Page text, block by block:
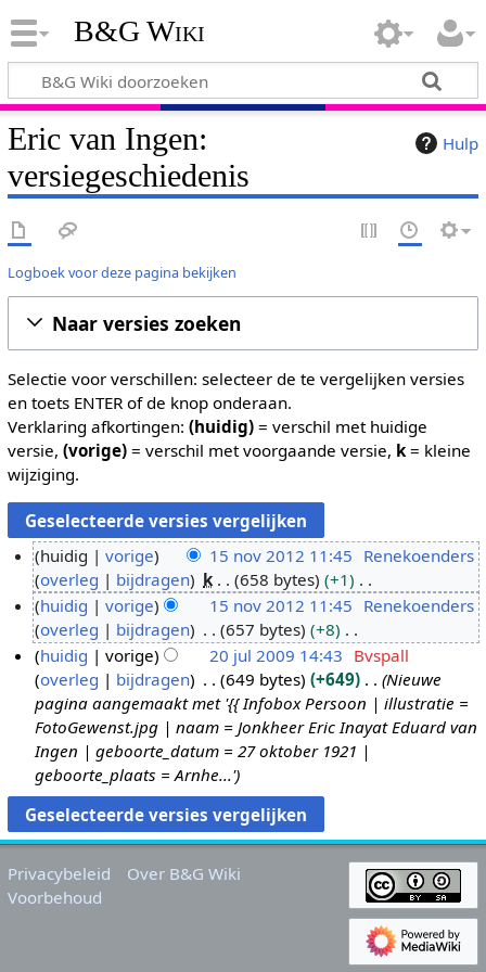
B&G Wiki
Hulp
Eric van Ingen:
versiegeschiedenis
Logboek voor deze pagina bekijken
Naar versies zoeken
Selectie voor verschillen: selecteer de te vergelijken versies
en toets ENTER of de knop onderaan.
Verklaring afkortingen: (huidig)= verschil met huidige
versie, (vorige)= verschil met voorgaande versie, k= kleine
wijziging.
5
o
huidig vorige 15 nov 2012 11:45 Renekoenders
overleg
bijdragen k 658 bytes
+1
G
e
e
n
b
e
w
e
r
k
i
huidig vorige 15 nov 2012 11:45 Renekoenders
overleg
bijdragen 657 bytes
+8
G
e
e
n
b
e
w
e
r
k
i
0
9
huidig vorige 20 jul 2009 14:43 Bvspall
overleg
bijdragen 649 bytes +649
Nieuwe
pagina aangemaakt met '{{ Infobox Persoon | illustratie =
FotoGewenst.jpg | naam = Jonkheer Eric Inayat Eduard van
Ingen | geboorte_datum = 27 oktober 1921 |
geboorte_plaats = Arnhe...'
Privacybeleid
Over B&G Wiki
Voorbehoud